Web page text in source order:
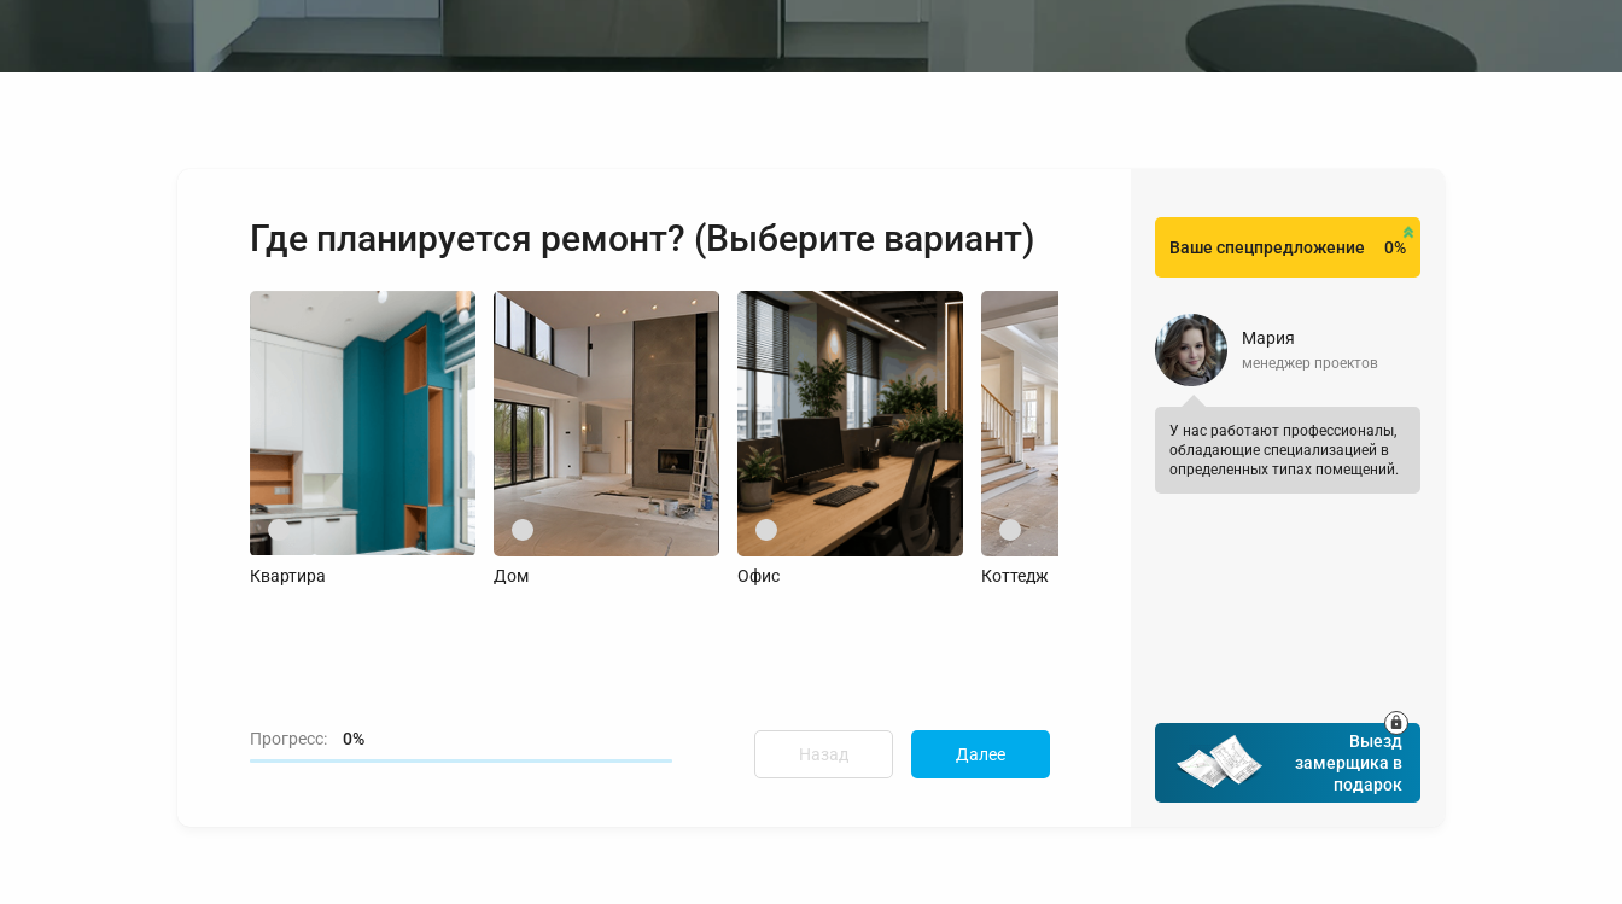
Где планируется ремонт? (Выберите вариант)
Квартира Дом Офис Коттедж
Прогресс: 0%
Назад Далее
Ваше спецпредложение 0%
Мария
менеджер проектов
У нас работают профессионалы,
обладающие специализацией в
определенных типах помещений.
Выезд
замерщика в
подарок